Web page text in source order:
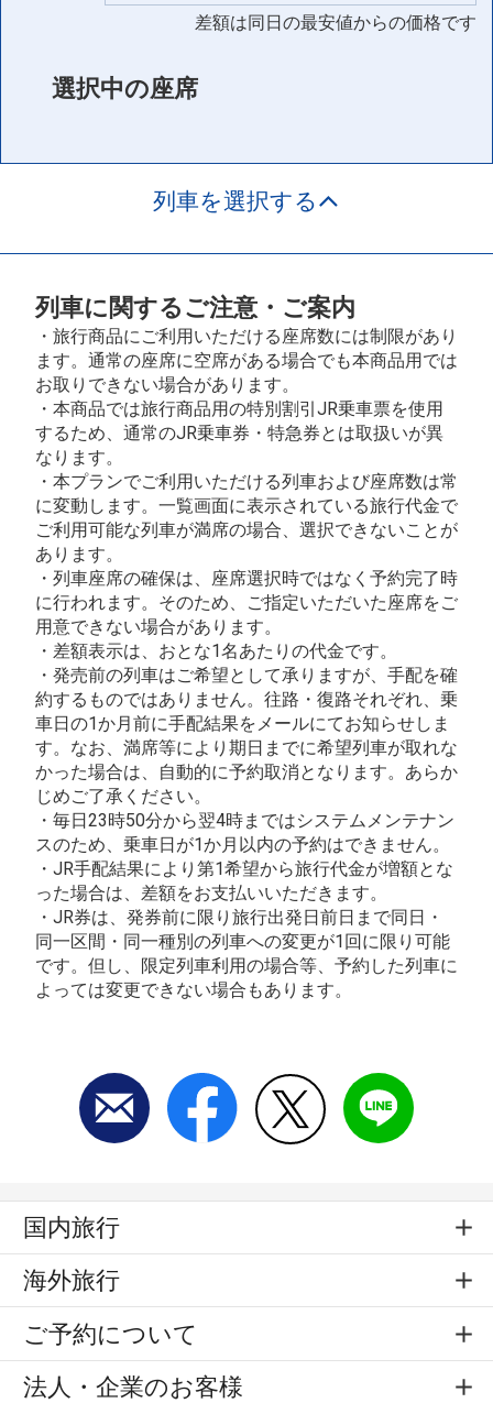
差額は同日の最安値からの価格です
選択中の座席
列車を選択する
列車に関するご注意・ご案内
・旅行商品にご利用いただける座席数には制限があり
ます。通常の座席に空席がある場合でも本商品用では
お取りできない場合があります。
・本商品では旅行商品用の特別割引JR乗車票を使用
するため、通常のJR乗車券・特急券とは取扱いが異
なります。
・本プランでご利用いただける列車および座席数は常
に変動します。一覧画面に表示されている旅行代金で
ご利用可能な列車が満席の場合、選択できないことが
あります。
・列車座席の確保は、座席選択時ではなく予約完了時
に行われます。そのため、ご指定いただいた座席をご
用意できない場合があります。
・差額表示は、おとな1名あたりの代金です。
・発売前の列車はご希望として承りますが、手配を確
約するものではありません。往路・復路それぞれ、乗
車日の1か月前に手配結果をメールにてお知らせしま
す。なお、満席等により期日までに希望列車が取れな
かった場合は、自動的に予約取消となります。あらか
じめご了承ください。
・毎日23時50分から翌4時まではシステムメンテナン
スのため、乗車日が1か月以内の予約はできません。
・JR手配結果により第1希望から旅行代金が増額とな
った場合は、差額をお支払いいただきます。
・JR券は、発券前に限り旅行出発日前日まで同日・
同一区間・同一種別の列車への変更が1回に限り可能
です。但し、限定列車利用の場合等、予約した列車に
よっては変更できない場合もあります。
国内旅行
海外旅行
ご予約について
法人・企業のお客様